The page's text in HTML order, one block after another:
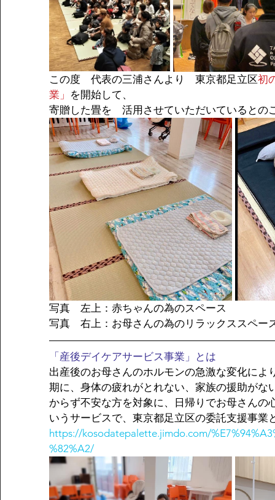
この度　代表の三浦さんより　東京都足立区初
業」 を開始して、
寄贈した畳を　活用させていただいているとの
写真　左上：赤ちゃんの為のスペース
写真　右上：お母さんの為のリラックススペー
「産後デイケアサービス事業」とは
出産後のお母さんのホルモンの急激な変化によ
期に、身体の疲れがとれない、家族の援助がな
からず不安な方を対象に、日帰りでお母さんの
いうサービスで、東京都足立区の委託支援事業
https://kosodatepalette.jimdo.com/
%82%A2/